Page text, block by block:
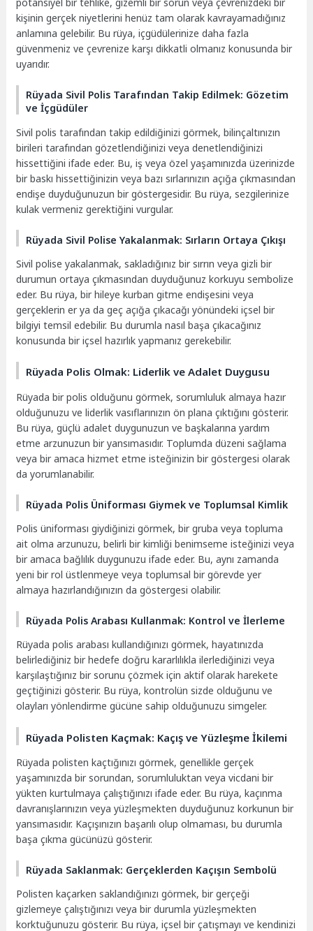
kişinin gerçek niyetlerini henüz tam olarak kavrayamadığınız
anlamına gelebilir. Bu rüya, içgüdülerinize daha fazla
güvenmeniz ve çevrenize karşı dikkatli olmanız konusunda bir
uyarıdır.
Rüyada Sivil Polis Tarafından Takip Edilmek: Gözetim
ve İçgüdüler
Sivil polis tarafından takip edildiğinizi görmek, bilinçaltınızın
birileri tarafından gözetlendiğinizi veya denetlendiğinizi
hissettiğini ifade eder. Bu, iş veya özel yaşamınızda üzerinizde
bir baskı hissettiğinizin veya bazı sırlarınızın açığa çıkmasından
endişe duyduğunuzun bir göstergesidir. Bu rüya, sezgilerinize
kulak vermeniz gerektiğini vurgular.
Rüyada Sivil Polise Yakalanmak: Sırların Ortaya Çıkışı
Sivil polise yakalanmak, sakladığınız bir sırrın veya gizli bir
durumun ortaya çıkmasından duyduğunuz korkuyu sembolize
eder. Bu rüya, bir hileye kurban gitme endişesini veya
gerçeklerin er ya da geç açığa çıkacağı yönündeki içsel bir
bilgiyi temsil edebilir. Bu durumla nasıl başa çıkacağınız
konusunda bir içsel hazırlık yapmanız gerekebilir.
Rüyada Polis Olmak: Liderlik ve Adalet Duygusu
Rüyada bir polis olduğunu görmek, sorumluluk almaya hazır
olduğunuzu ve liderlik vasıflarınızın ön plana çıktığını gösterir.
Bu rüya, güçlü adalet duygunuzun ve başkalarına yardım
etme arzunuzun bir yansımasıdır. Toplumda düzeni sağlama
veya bir amaca hizmet etme isteğinizin bir göstergesi olarak
da yorumlanabilir.
Rüyada Polis Üniforması Giymek ve Toplumsal Kimlik
Polis üniforması giydiğinizi görmek, bir gruba veya topluma
ait olma arzunuzu, belirli bir kimliği benimseme isteğinizi veya
bir amaca bağlılık duygunuzu ifade eder. Bu, aynı zamanda
yeni bir rol üstlenmeye veya toplumsal bir görevde yer
almaya hazırlandığınızın da göstergesi olabilir.
Rüyada Polis Arabası Kullanmak: Kontrol ve İlerleme
Rüyada polis arabası kullandığınızı görmek, hayatınızda
belirlediğiniz bir hedefe doğru kararlılıkla ilerlediğinizi veya
karşılaştığınız bir sorunu çözmek için aktif olarak harekete
geçtiğinizi gösterir. Bu rüya, kontrolün sizde olduğunu ve
olayları yönlendirme gücüne sahip olduğunuzu simgeler.
Rüyada Polisten Kaçmak: Kaçış ve Yüzleşme İkilemi
Rüyada polisten kaçtığınızı görmek, genellikle gerçek
yaşamınızda bir sorundan, sorumluluktan veya vicdani bir
yükten kurtulmaya çalıştığınızı ifade eder. Bu rüya, kaçınma
davranışlarınızın veya yüzleşmekten duyduğunuz korkunun bir
yansımasıdır. Kaçışınızın başarılı olup olmaması, bu durumla
başa çıkma gücünüzü gösterir.
Rüyada Saklanmak: Gerçeklerden Kaçışın Sembolü
Polisten kaçarken saklandığınızı görmek, bir gerçeği
gizlemeye çalıştığınızı veya bir durumla yüzleşmekten
korktuğunuzu gösterir. Bu rüya, içsel bir çatışmayı ve kendinizi